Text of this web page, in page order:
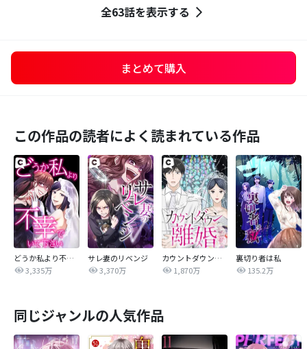
全63話を表示する
まとめて購入
この作品の読者によく読まれている作品
どうか私より不幸でいて下さい
3,335万
サレ妻のリベンジ
3,370万
カウントダウン離婚
1,870万
裏切り者は私
135.2万
同じジャンルの人気作品